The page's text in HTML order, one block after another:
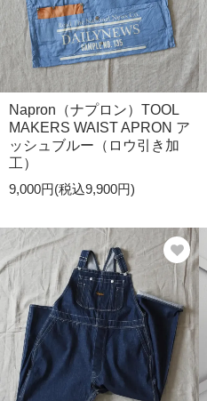
Napron（ナプロン）TOOL
MAKERS WAIST APRON ア
ッシュブルー（ロウ引き加
工）
9,000円(税込9,900円)